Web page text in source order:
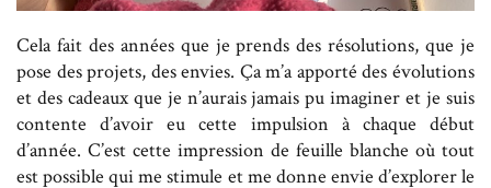
Cela fait des années que je prends des résolutions, que je
pose des projets, des envies. Ça m’a apporté des évolutions
et des cadeaux que je n’aurais jamais pu imaginer et je suis
contente d’avoir eu cette impulsion à chaque début
d’année. C’est cette impression de feuille blanche où tout
est possible qui me stimule et me donne envie d’explorer le